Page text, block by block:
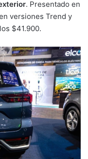
. Presentado en
versiones Trend y
$41.900.